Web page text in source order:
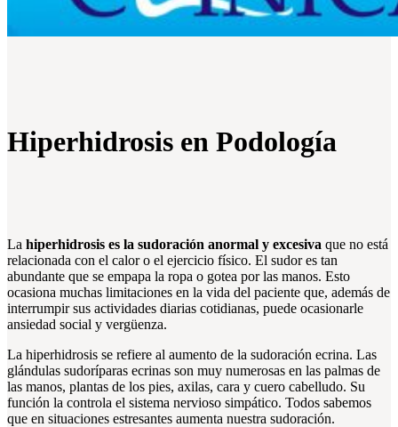
Hiperhidrosis en Podología
La hiperhidrosis es la sudoración anormal y excesiva que no está
relacionada con el calor o el ejercicio físico. El sudor es tan
abundante que se empapa la ropa o gotea por las manos. Esto
ocasiona muchas limitaciones en la vida del paciente que, además de
interrumpir sus actividades diarias cotidianas, puede ocasionarle
ansiedad social y vergüenza.
La hiperhidrosis se refiere al aumento de la sudoración ecrina. Las
glándulas sudoríparas ecrinas son muy numerosas en las palmas de
las manos, plantas de los pies, axilas, cara y cuero cabelludo. Su
función la controla el sistema nervioso simpático. Todos sabemos
que en situaciones estresantes aumenta nuestra sudoración.